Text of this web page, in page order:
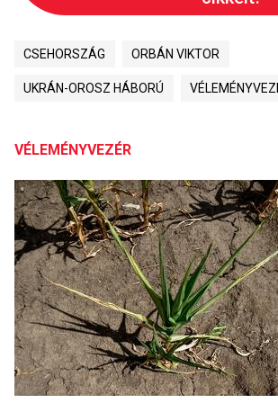
CSEHORSZÁG ORBÁN VIKTOR
UKRÁN-OROSZ HÁBORÚ
VÉLEMÉNYVEZÉR